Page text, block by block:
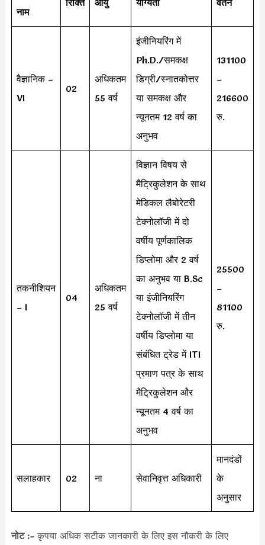
नाम
रिक्ति आयु योग्यता वेतन
वैज्ञानिक –
VI
02
अधिकतम
55 वर्ष
इंजीनियरिंग में
Ph.D./समकक्ष
डिग्री/स्नातकोत्तर
या समकक्ष और
न्यूनतम 12 वर्ष का
अनुभव
131100
–
216600
रु.
तकनीशियन
– I
04
अधिकतम
25 वर्ष
विज्ञान विषय से
मैट्रिकुलेशन के साथ
मेडिकल लैबोरेटरी
टेक्नोलॉजी में दो
वर्षीय पूर्णकालिक
डिप्लोमा और 2 वर्ष
का अनुभव या B.Sc
या इंजीनियरिंग
टेक्नोलॉजी में तीन
वर्षीय डिप्लोमा या
संबंधित ट्रेड में ITI
प्रमाण पत्र के साथ
मैट्रिकुलेशन और
न्यूनतम 4 वर्ष का
अनुभव
25500
–
81100
रु.
सलाहकार 02 ना सेवानिवृत्त अधिकारी
मानदंडों
के
अनुसार
नोट :-कृपया अधिक सटीक जानकारी के लिए इस नौकरी के लिए